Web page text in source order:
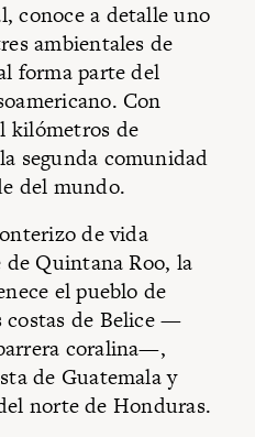
conoce a detalle uno
ambientales de
forma parte del
Con
kilómetros de
segunda comunidad
del mundo.
de vida
Quintana Roo, la
el pueblo de
costas de Belice —
coralina—,
de Guatemala y
norte de Honduras.